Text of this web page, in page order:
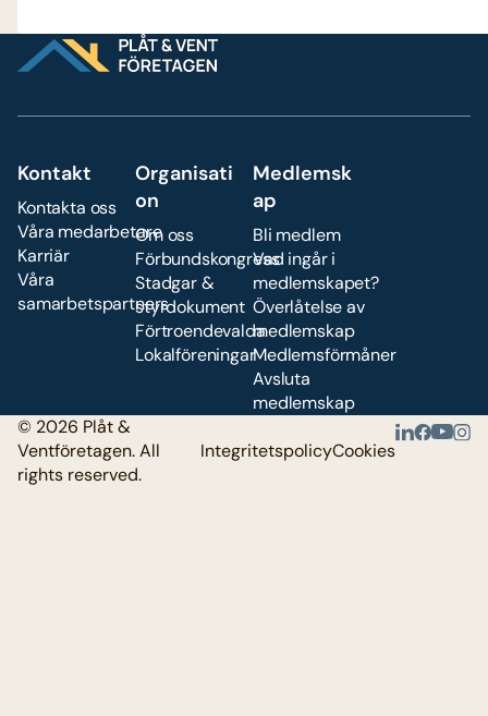
Kontakt
Kontakta oss
Våra medarbetare
Karriär
Våra
samarbetspartners
Organisati
on
Om oss
Förbundskongress
Stadgar &
styrdokument
Förtroendevalda
Lokalföreningar
Medlemsk
ap
Bli medlem
Vad ingår i
medlemskapet?
Överlåtelse av
medlemskap
Medlemsförmåner
Avsluta
medlemskap
© 2026 Plåt &
Ventföretagen. All
rights reserved.
IntegritetspolicyCookies